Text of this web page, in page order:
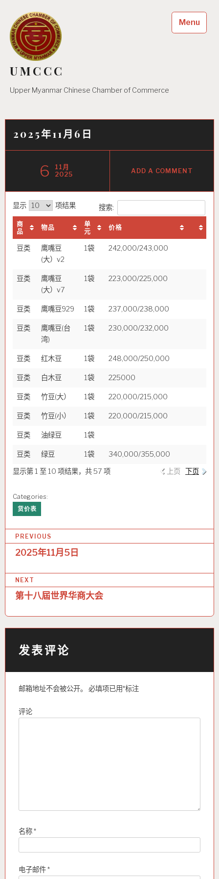
content
UMCCC
Upper Myanmar Chinese Chamber of Commerce
Menu
2025年11月6日
6
11月
2025
ADD A COMMENT
显示 项结果 搜索:
商
品
物品
单
元
价格
豆类
鹰嘴豆
(大）v2
1袋 242,000/243,000
豆类
鹰嘴豆
(大）v7
1袋 223,000/225,000
豆类 鹰嘴豆929 1袋 237,000/238,000
豆类
鹰嘴豆(台
湾)
1袋 230,000/232,000
豆类 红木豆 1袋 248,000/250,000
豆类 白木豆 1袋 225000
豆类 竹豆(大） 1袋 220,000/215,000
豆类 竹豆(小） 1袋 220,000/215,000
豆类 油绿豆 1袋
豆类 绿豆 1袋
340,000/355,000
显示第 1 至 10 项结果，共 57 项
上页 下页
Categories:
货价表
文
章
导
航
PREVIOUS
2025年11月5日
NEXT
第十八屆世界华商大会
发表评论
邮箱地址不会被公开。 必填项已用*标注
评论
名称*
电子邮件*